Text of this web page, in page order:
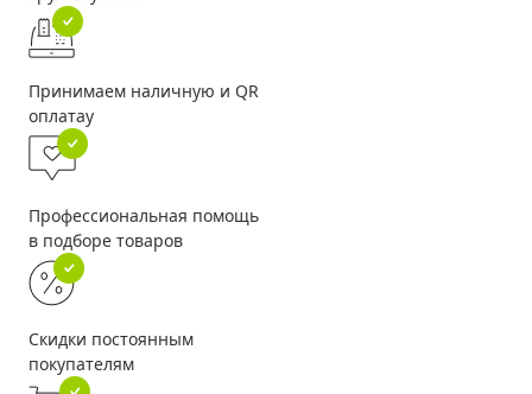
Принимаем наличную и QR
оплатау
Профессиональная помощь
в подборе товаров
Скидки постоянным
покупателям